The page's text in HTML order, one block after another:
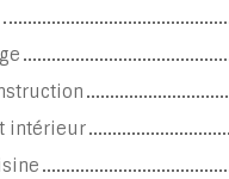
intérieur